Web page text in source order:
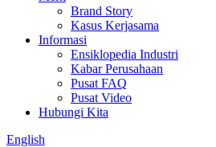
Brand Story
Kasus Kerjasama
Informasi
Ensiklopedia Industri
Kabar Perusahaan
Pusat FAQ
Pusat Video
Hubungi Kita
English